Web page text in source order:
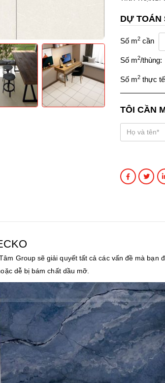
DỰ TOÁN
Số m2 cần
Số m2/thùng:
Số m2 thực
TÔI CẦN
Group sẽ giải quyết tất cả các vấn đề mà
dễ bị bám chất dầu mỡ.